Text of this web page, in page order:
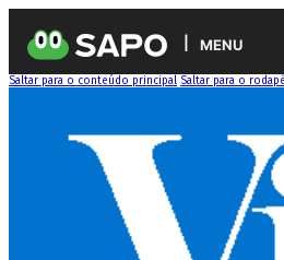
MENU
Saltar para o conteúdo principal Saltar para o rodapé